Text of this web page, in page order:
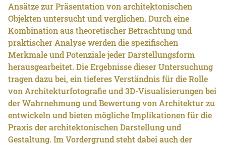
Ansätze zur Präsentation von architektonischen
Objekten untersucht und verglichen. Durch eine
Kombination aus theoretischer Betrachtung und
praktischer Analyse werden die spezifischen
Merkmale und Potenziale jeder Darstellungsform
herausgearbeitet. Die Ergebnisse dieser Untersuchung
tragen dazu bei, ein tieferes Verständnis für die Rolle
von Architekturfotografie und 3D-Visualisierungen bei
der Wahrnehmung und Bewertung von Architektur zu
entwickeln und bieten mögliche Implikationen für die
Praxis der architektonischen Darstellung und
Gestaltung. Im Vordergrund steht dabei auch der